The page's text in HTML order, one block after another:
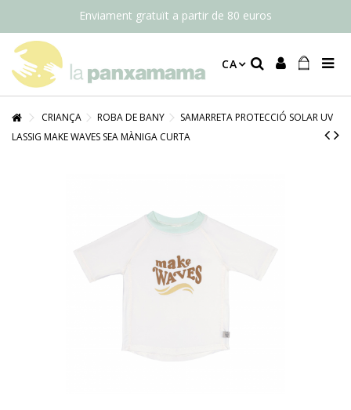
Enviament gratuït a partir de 80 euros
CA
CRIANÇA ROBA DE BANY
SAMARRETA PROTECCIÓ SOLAR UV
LASSIG MAKE WAVES SEA MÀNIGA CURTA